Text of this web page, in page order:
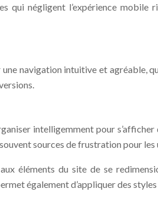
qui négligent l’expérience mobile
navigation intuitive et agréable,
intelligemment pour
sources de frustration pour
éléments du site de se
également d’appliquer des